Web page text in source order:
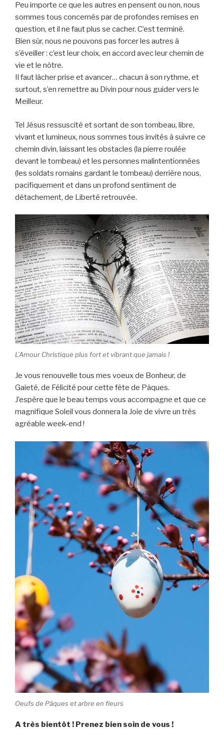
Peu importe ce que les autres en pensent ou non, nous
sommes tous concernés par de profondes remises en
question, et il ne faut plus se cacher. C’est terminé.
Bien sûr, nous ne pouvons pas forcer les autres à
s’éveiller : c’est leur choix, en accord avec leur chemin de
vie et le nôtre.
Il faut lâcher prise et avancer… chacun à son rythme, et
surtout, s’en remettre au Divin pour nous guider vers le
Meilleur.
Tel Jésus ressuscité et sortant de son tombeau, libre,
vivant et lumineux, nous sommes tous invités à suivre ce
chemin divin, laissant les obstacles (la pierre roulée
devant le tombeau) et les personnes malintentionnées
(les soldats romains gardant le tombeau) derrière nous,
pacifiquement et dans un profond sentiment de
détachement, de Liberté retrouvée.
L’Amour Christique plus fort et vibrant que jamais !
Je vous renouvelle tous mes voeux de Bonheur, de
Gaieté, de Félicité pour cette fête de Pâques.
J’espère que le beau temps vous accompagne et que ce
magnifique Soleil vous donnera la Joie de vivre un très
agréable week-end !
Oeufs de Pâques et arbre en fleurs
A très bientôt ! Prenez bien soin de vous !